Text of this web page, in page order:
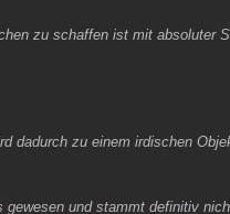
zu schaffen ist mit absoluter
dadurch zu einem irdischen
und stammt definitiv